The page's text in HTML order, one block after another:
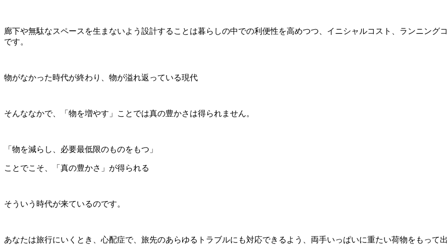
廊下や無駄なスペースを生まないよう設計することは暮らしの中での利便性を高めつつ、イニシャルコスト、ランニング
です。
物がなかった時代が終わり、物が溢れ返っている現代
そんななかで、「物を増やす」ことでは真の豊かさは得られません。
「物を減らし、必要最低限のものをもつ」
ことでこそ、「真の豊かさ」が得られる
そういう時代が来ているのです。
あなたは旅行にいくとき、心配症で、旅先のあらゆるトラブルにも対応できるよう、両手いっぱいに重たい荷物をもって